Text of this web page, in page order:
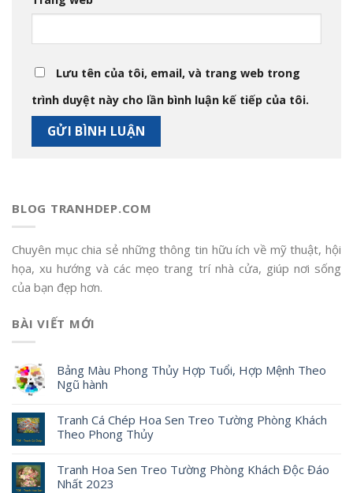
Lưu tên của tôi, email, và trang web trong
trình duyệt này cho lần bình luận kế tiếp của tôi.
BLOG TRANHDEP.COM
Chuyên mục chia sẻ những thông tin hữu ích về mỹ thuật, hội
họa, xu hướng và các mẹo trang trí nhà cửa, giúp nơi sống
của bạn đẹp hơn.
BÀI VIẾT MỚI
Bảng Màu Phong Thủy Hợp Tuổi, Hợp Mệnh Theo
Ngũ hành
Tranh Cá Chép Hoa Sen Treo Tường Phòng Khách
Theo Phong Thủy
Tranh Hoa Sen Treo Tường Phòng Khách Độc Đáo
Nhất 2023